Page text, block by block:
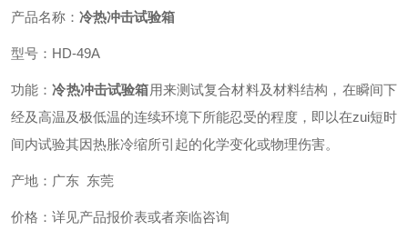
产品名称： 冷热冲击试验箱
型号：HD-49A
功能：冷热冲击试验箱用来测试复合材料及材料结构，在瞬间下
经及高温及极低温的连续环境下所能忍受的程度，即以在zui短时
间内试验其因热胀冷缩所引起的化学变化或物理伤害。
产地：广东 东莞
价格：详见产品报价表或者亲临咨询